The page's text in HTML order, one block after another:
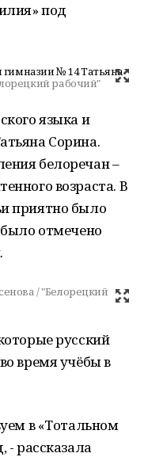
под
гимназии № 14 Татьяна
рабочий"
языка и
Сорина.
белоречан –
возраста. В
приятно было
отмечено
/ "Белорецкий
русский
время учёбы в
в «Тотальном
- рассказала